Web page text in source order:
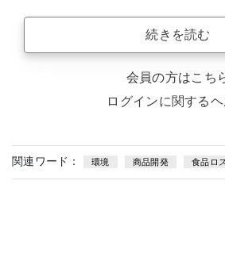
続きを読む
会員の方はこち
ログインに関する
関連ワード： 環境 商品開発 食品ロス